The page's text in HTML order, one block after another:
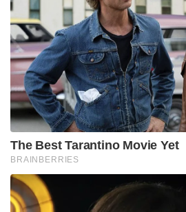
The Best Tarantino Movie Yet
BRAINBERRIES